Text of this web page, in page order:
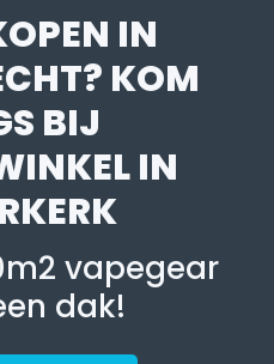
IN
KOM
BIJ
IN
vapegear
dak!